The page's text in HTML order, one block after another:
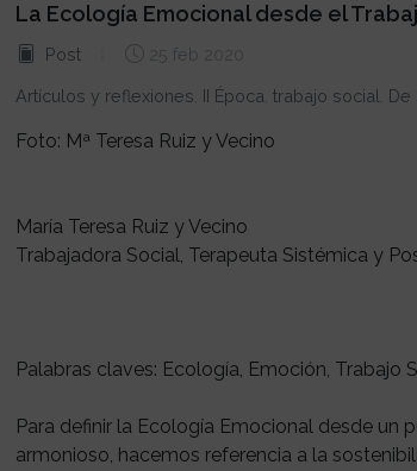
La Ecología Emocional desde el
Post 25 feb 2020
Artículos y reflexiones II Época trabajo social De
Foto: Mª Teresa Ruiz y Vecino
María Teresa Ruiz y Vecino
Trabajadora Social, Terapeuta Sistémica y
Palabras claves: Ecología, Emoción, Trabajo
Para definir la Ecología Emocional desde un
armonioso, hacemos referencia a la